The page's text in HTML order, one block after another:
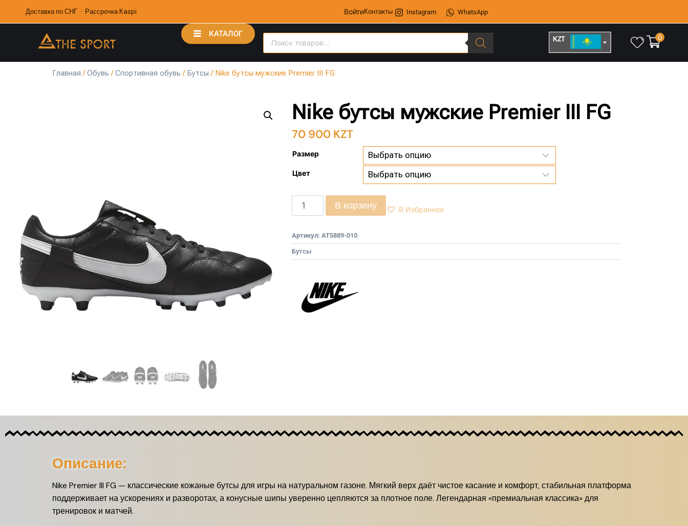
Доставка по СНГ · Рассрочка Kaspi ВойтиКонтакты Instagram WhatsApp
КАТАЛОГ
KZT 0
Главная /Обувь /Спортивная обувь / Бутсы / Nike бутсы мужские Premier III FG
Nike бутсы мужские Premier III FG
70 900 KZT
Размер
Цвет
В корзину В Избранное
Артикул: AT5889-010
Бутсы
Описание:
Nike Premier III FG — классические кожаные бутсы для игры на натуральном газоне. Мягкий верх даёт чистое касание и комфорт, стабильная платформа
поддерживает на ускорениях и разворотах, а конусные шипы уверенно цепляются за плотное поле. Легендарная «премиальная классика» для
тренировок и матчей.